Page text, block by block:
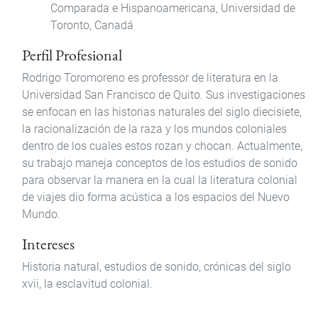
Comparada e Hispanoamericana, Universidad de
Toronto, Canadá
Perfil Profesional
Rodrigo Toromoreno es professor de literatura en la
Universidad San Francisco de Quito. Sus investigaciones
se enfocan en las historias naturales del siglo diecisiete,
la racionalización de la raza y los mundos coloniales
dentro de los cuales estos rozan y chocan. Actualmente,
su trabajo maneja conceptos de los estudios de sonido
para observar la manera en la cual la literatura colonial
de viajes dio forma acústica a los espacios del Nuevo
Mundo.
Intereses
Historia natural, estudios de sonido, crónicas del siglo
xvii, la esclavitud colonial.